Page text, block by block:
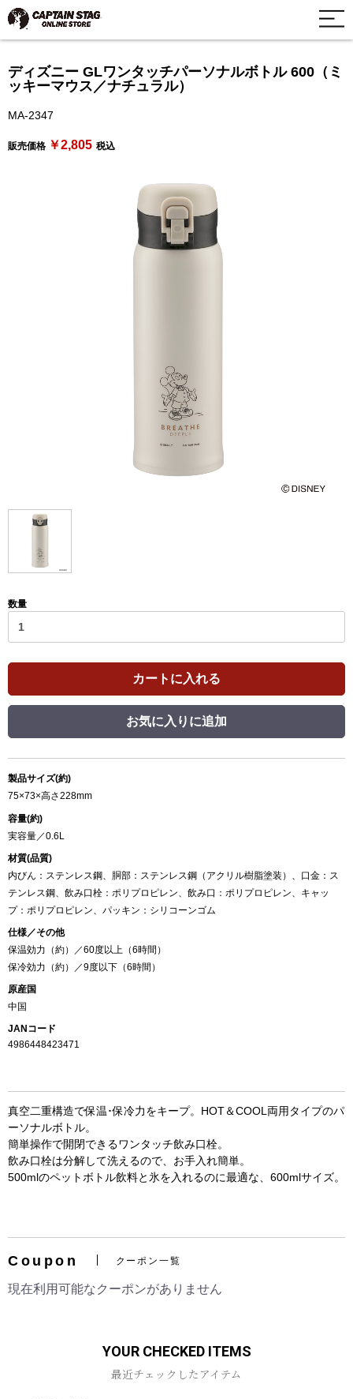
ディズニー GLワンタッチパーソナルボトル 600（ミ
ッキーマウス／ナチュラル）
MA-2347
販売価格 ￥2,805 税込
数量
カートに入れる
お気に入りに追加
製品サイズ(約)
75×73×高さ228mm
容量(約)
実容量／0.6L
材質(品質)
内びん：ステンレス鋼、胴部：ステンレス鋼（アクリル樹脂塗装）、口金：ス
テンレス鋼、飲み口栓：ポリプロピレン、飲み口：ポリプロピレン、キャッ
プ：ポリプロピレン、パッキン：シリコーンゴム
仕様／その他
保温効力（約）／60度以上（6時間）
保冷効力（約）／9度以下（6時間）
原産国
中国
JANコード
4986448423471
真空二重構造で保温･保冷力をキープ。HOT＆COOL両用タイプのパ
ーソナルボトル。
簡単操作で開閉できるワンタッチ飲み口栓。
飲み口栓は分解して洗えるので、お手入れ簡単。
500mlのペットボトル飲料と氷を入れるのに最適な、600mlサイズ。
Coupon クーポン一覧
現在利用可能なクーポンがありません
YOUR CHECKED ITEMS
最近チェックしたアイテム